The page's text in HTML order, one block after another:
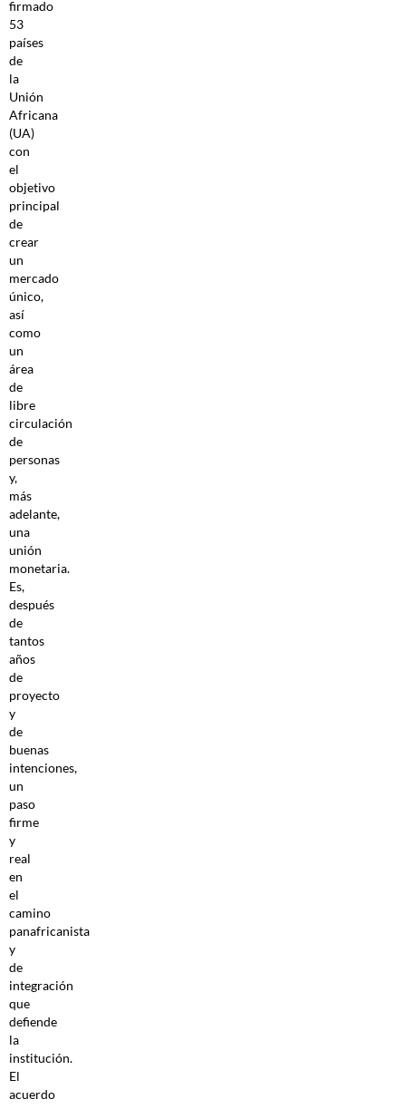
firmado
53
países
de
la
Unión
Africana
(UA)
con
el
objetivo
principal
de
crear
un
mercado
único,
así
como
un
área
de
libre
circulación
de
personas
y,
más
adelante,
una
unión
monetaria.
Es,
después
de
tantos
años
de
proyecto
y
de
buenas
intenciones,
un
paso
firme
y
real
en
el
camino
panafricanista
y
de
integración
que
defiende
la
institución.
El
acuerdo